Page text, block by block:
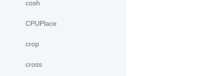
cosh
CPUPlace
crop
cross